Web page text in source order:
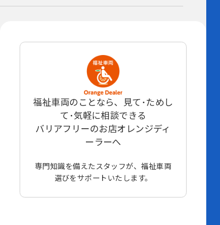
福祉車両のことなら、見て･ためし
て･気軽に相談できる
バリアフリーのお店オレンジディ
ーラーへ
専門知識を備えたスタッフが、福祉車両
選びをサポートいたします。